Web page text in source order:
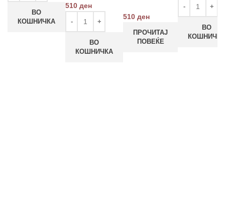
ВО
КОШНИЧКА
510 ден
ВО
КОШНИЧКА
510 ден
ПРОЧИТАЈ
ПОВЕЌЕ
ВО
КОШНИЧКА